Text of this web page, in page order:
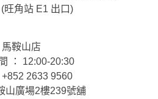
站 E1 出口)
馬鞍山店
： 12:00-20:30
+852 2633 9560
山廣場2樓239號舖